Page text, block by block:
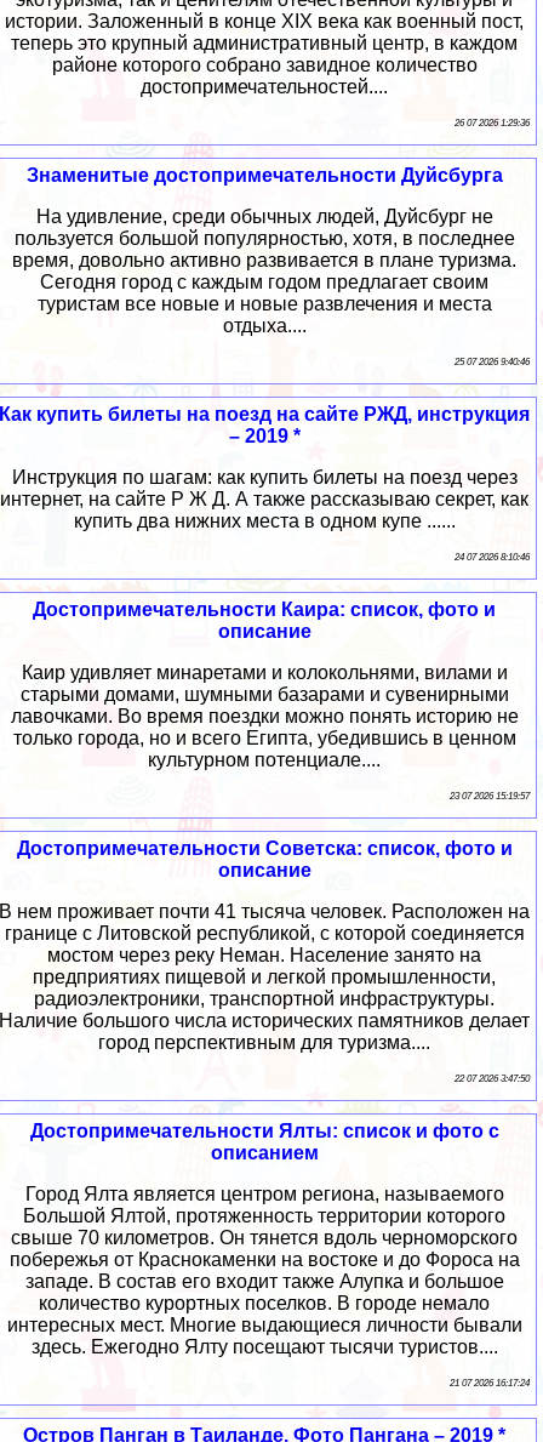
истории. Заложенный в конце XIX века как военный пост,
теперь это крупный административный центр, в каждом
районе которого собрано завидное количество
достопримечательностей....
26 07 2026 1:29:36
Знаменитые достопримечательности Дуйсбурга
На удивление, среди обычных людей, Дуйсбург не
пользуется большой популярностью, хотя, в последнее
время, довольно активно развивается в плане туризма.
Сегодня город с каждым годом предлагает своим
туристам все новые и новые развлечения и места
отдыха....
25 07 2026 9:40:46
Как купить билеты на поезд на сайте РЖД, инструкция
– 2019 *
Инструкция по шагам: как купить билеты на поезд через
интернет, на сайте Р Ж Д. А также рассказываю секрет, как
купить два нижних места в одном купе ......
24 07 2026 8:10:46
Достопримечательности Каира: список, фото и
описание
Каир удивляет минаретами и колокольнями, вилами и
старыми домами, шумными базарами и сувенирными
лавочками. Во время поездки можно понять историю не
только города, но и всего Египта, убедившись в ценном
культурном потенциале....
23 07 2026 15:19:57
Достопримечательности Советска: список, фото и
описание
В нем проживает почти 41 тысяча человек. Расположен на
границе с Литовской республикой, с которой соединяется
мостом через реку Неман. Население занято на
предприятиях пищевой и легкой промышленности,
радиоэлектроники, транспортной инфраструктуры.
Наличие большого числа исторических памятников делает
город перспективным для туризма....
22 07 2026 3:47:50
Достопримечательности Ялты: список и фото с
описанием
Город Ялта является центром региона, называемого
Большой Ялтой, протяженность территории которого
свыше 70 километров. Он тянется вдоль черноморского
побережья от Краснокаменки на востоке и до Фороса на
западе. В состав его входит также Алупка и большое
количество курортных поселков. В городе немало
интересных мест. Многие выдающиеся личности бывали
здесь. Ежегодно Ялту посещают тысячи туристов....
21 07 2026 16:17:24
Остров Панган в Таиланде. Фото Пангана – 2019 *